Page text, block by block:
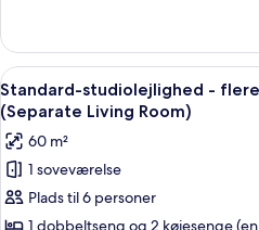
-
enkeltsenge
-
ikke-
ryger
Indlæs
alle
billeder
af
Standard-
studiolejlighed
4
Standard-studiolejlighed -
(Separate Living Room)
60 m²
1 soveværelse
Plads til 6 personer
1 dobbeltseng og 2 køjesenge